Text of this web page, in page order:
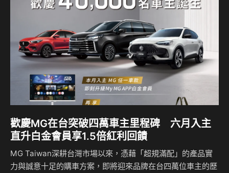
75.9萬起、都會時尚小休旅ZS心動版59.9萬起、以及正七人
座G50 PLUS旗艦版98.5萬起，讓輕鬆晉升有車階級。 不只如
此，六月入主全車系任一車款，即可…
歡慶MG在台突破四萬車主里程碑 六月入主
直升白金會員享1.5倍紅利回饋
MG Taiwan深耕台灣市場以來，憑藉「超規滿配」的產品實
力與誠意十足的購車方案，即將迎來品牌在台四萬位車主的歷